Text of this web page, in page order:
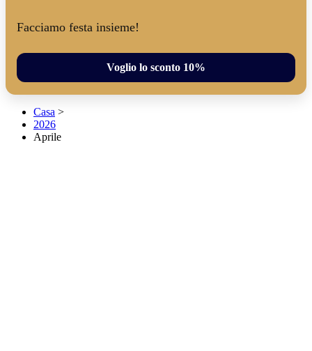
Facciamo festa insieme!
Voglio lo sconto 10%
Casa >
2026
Aprile